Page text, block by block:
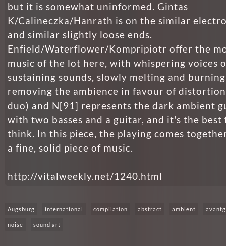
but it is somewhat uninformed. Gintas
K/Calineczka/Hanrath is on the similar
and similar slightly loose ends.
Enfield/Waterflower/Kompripiotr offer the
music of the lot here, with whispering voices
sustaining sounds, slowly melting and
removing the ambience in favour of
duo) and N[91] represents the dark ambient
with two basses and a guitar, and it's the
think. In this piece, the playing comes
a fine, solid piece of music.
http://vitalweekly.net/1240.html
Augsburg international compilation abstract ambient
noise sound art